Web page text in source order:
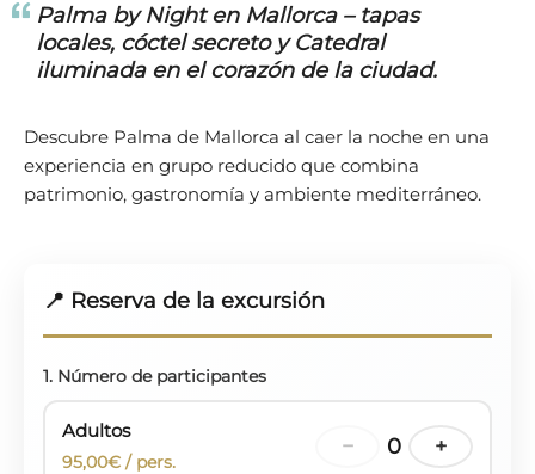
Palma by Night en Mallorca – tapas
locales, cóctel secreto y Catedral
iluminada en el corazón de la ciudad.
Descubre Palma de Mallorca al caer la noche en una
experiencia en grupo reducido que combina
patrimonio, gastronomía y ambiente mediterráneo.
📍 Reserva de la excursión
1. Número de participantes
Adultos
95,00€ / pers.
− 0 +